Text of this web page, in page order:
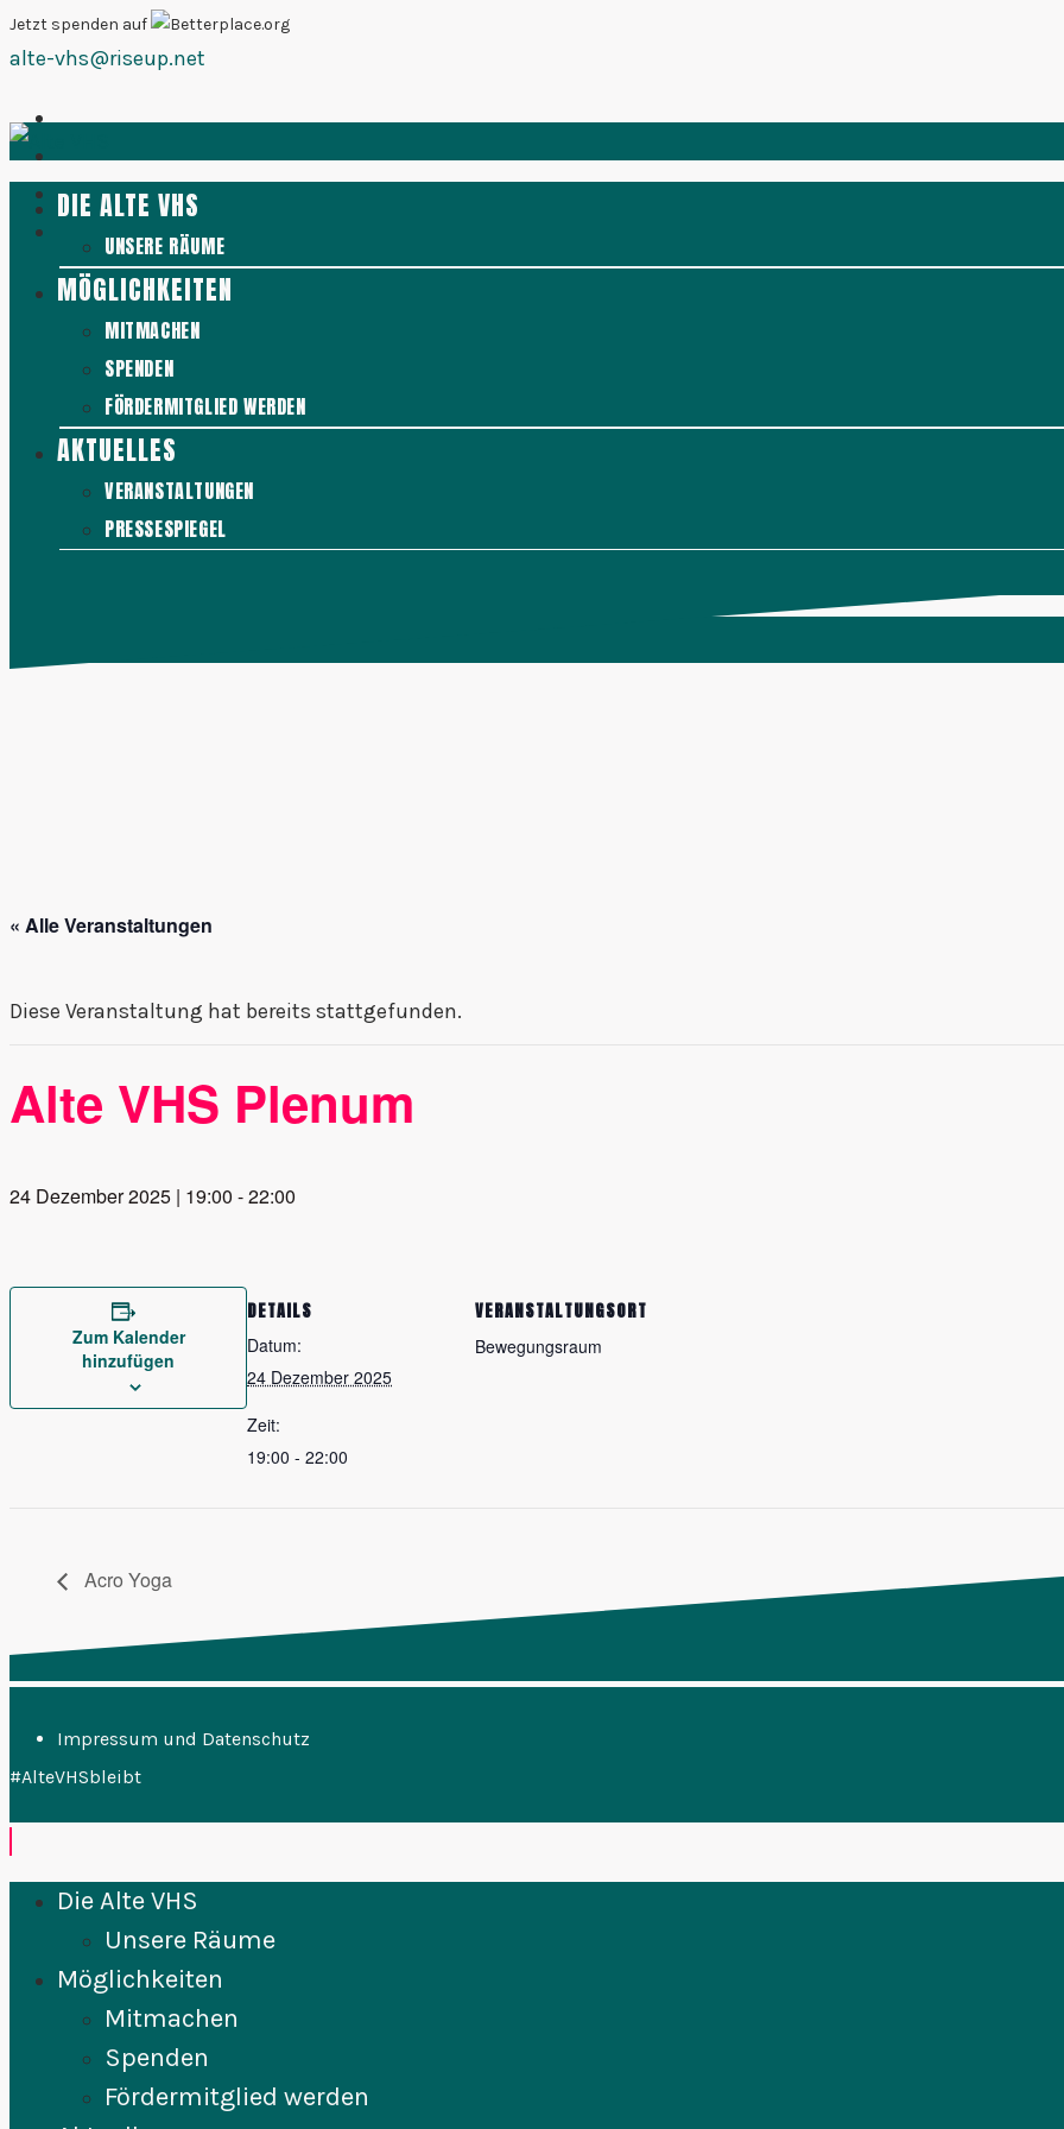
Zum
Inhalt
Jetzt spenden auf
alte-vhs@riseup.net
DIE ALTE VHS
UNSERE RÄUME
MÖGLICHKEITEN
MITMACHEN
SPENDEN
FÖRDERMITGLIED WERDEN
AKTUELLES
VERANSTALTUNGEN
PRESSESPIEGEL
« Alle Veranstaltungen
Diese Veranstaltung hat bereits stattgefunden.
Alte VHS Plenum
24 Dezember 2025 | 19:00 -22:00
Zum Kalender
hinzufügen
DETAILS
Datum:
24 Dezember 2025
Zeit:
19:00 - 22:00
VERANSTALTUNGSORT
Bewegungsraum
Acro Yoga
Impressum und Datenschutz
#AlteVHSbleibt
Die Alte VHS
Unsere Räume
Möglichkeiten
Mitmachen
Spenden
Fördermitglied werden